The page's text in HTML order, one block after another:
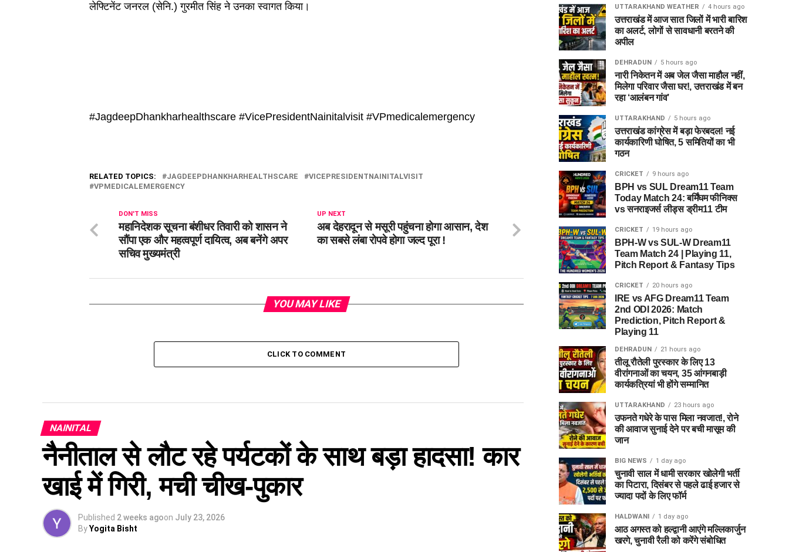
लेफ्टिनेंट जनरल (सेनि.) गुरमीत सिंह ने उनका स्वागत किया।
#JagdeepDhankharhealthscare #VicePresidentNainitalvisit #VPmedicalemergency
RELATED TOPICS: JAGDEEPDHANKHARHEALTHSCARE
VICEPRESIDENTNAINITALVISIT
VPMEDICALEMERGENCY
UP NEXT
अब देहरादून से मसूरी पहुंचना होगा आसान, देश
का सबसे लंबा रोपवे होगा जल्द पूरा !
DON'T MISS
महानिदेशक सूचना बंशीधर तिवारी को शासन ने
सौंपा एक और महत्वपूर्ण दायित्व, अब बनेंगे अपर
सचिव मुख्यमंत्री
YOU MAY LIKE
CLICK TO COMMENT
NAINITAL
नैनीताल से लौट रहे पर्यटकों के साथ बड़ा हादसा! कार
खाई में गिरी, मची चीख-पुकार
Published 2 weeks agoon July 23, 2026
ByYogita Bisht
UTTARAKHAND WEATHER 4 hours ago
उत्तराखंड में आज सात जिलों में भारी बारिश
का अलर्ट, लोगों से सावधानी बरतने की
अपील
DEHRADUN 5 hours ago
नारी निकेतन में अब जेल जैसा माहौल नहीं,
मिलेगा परिवार जैसा घर!, उत्तराखंड में बन
रहा ‘आलंबन गांव’
UTTARAKHAND 5 hours ago
उत्तराखंड कांग्रेस में बड़ा फेरबदल! नई
कार्यकारिणी घोषित, 5 समितियों का भी
गठन
CRICKET 9 hours ago
BPH vs SUL Dream11 Team
Today Match 24: बर्मिंघम फीनिक्स
vs सनराइजर्स लीड्स ड्रीम11 टीम
CRICKET 19 hours ago
BPH-W vs SUL-W Dream11
Team Match 24 | Playing 11,
Pitch Report & Fantasy Tips
CRICKET 20 hours ago
IRE vs AFG Dream11 Team
2nd ODI 2026: Match
Prediction, Pitch Report &
Playing 11
DEHRADUN 21 hours ago
तीलू रौतेली पुरस्कार के लिए 13
वीरांगनाओं का चयन, 35 आंगनबाड़ी
कार्यकत्रियां भी होंगे सम्मानित
UTTARAKHAND 23 hours ago
उफनते गधेरे के पास मिला नवजात!, रोने
की आवाज सुनाई देने पर बची मासूम की
जान
BIG NEWS 1 day ago
चुनावी साल में धामी सरकार खोलेगी भर्ती
का पिटारा, दिसंबर से पहले ढाई हजार से
ज्यादा पदों के लिए फॉर्म
HALDWANI 1 day ago
आठ अगस्त को हल्द्वानी आएंगे मल्लिकार्जुन
खरगे, चुनावी रैली को करेंगे संबोधित